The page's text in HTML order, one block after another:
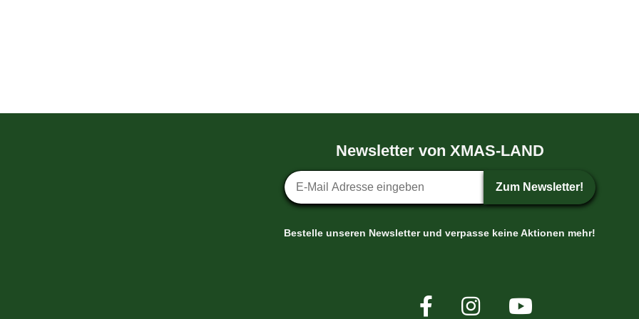
Newsletter von XMAS-LAND
Newsletter-Anmeldung
Zum Newsletter!
Bestelle unseren Newsletter und verpasse keine Aktionen mehr!